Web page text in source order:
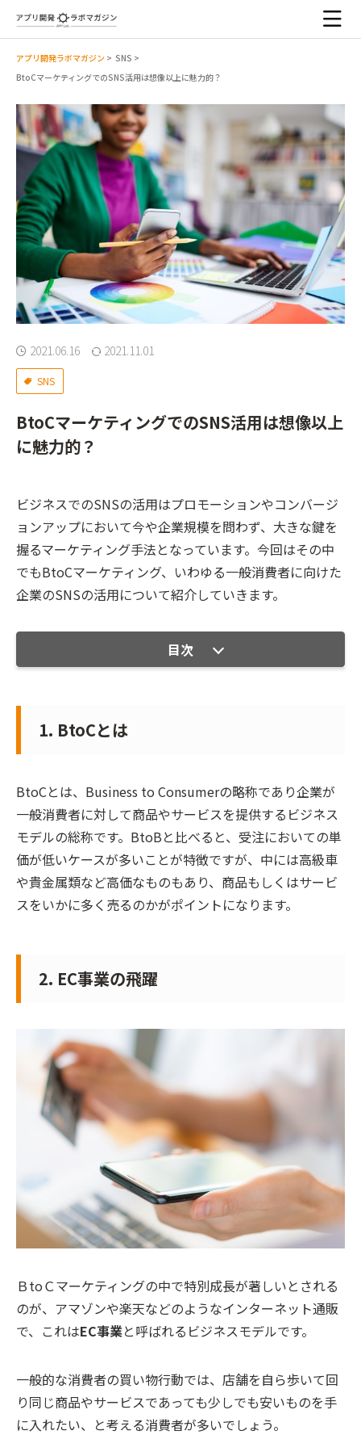
アプリ開発ラボマガジン > SNS >
BtoCマーケティングでのSNS活用は想像以上に魅力的？
2021.06.16 2021.11.01
SNS
BtoCマーケティングでのSNS活用は想像以上
に魅力的？
ビジネスでのSNSの活用はプロモーションやコンバージ
ョンアップにおいて今や企業規模を問わず、大きな鍵を
握るマーケティング手法となっています。今回はその中
でもBtoCマーケティング、いわゆる一般消費者に向けた
企業のSNSの活用について紹介していきます。
目次
1. BtoCとは
BtoCとは、Business to Consumerの略称であり企業が
一般消費者に対して商品やサービスを提供するビジネス
モデルの総称です。BtoBと比べると、受注においての単
価が低いケースが多いことが特徴ですが、中には高級車
や貴金属類など高価なものもあり、商品もしくはサービ
スをいかに多く売るのかがポイントになります。
2. EC事業の飛躍
ＢtoＣマーケティングの中で特別成長が著しいとされる
のが、アマゾンや楽天などのようなインターネット通販
で、これはEC事業と呼ばれるビジネスモデルです。
一般的な消費者の買い物行動では、店舗を自ら歩いて回
り同じ商品やサービスであっても少しでも安いものを手
に入れたい、と考える消費者が多いでしょう。